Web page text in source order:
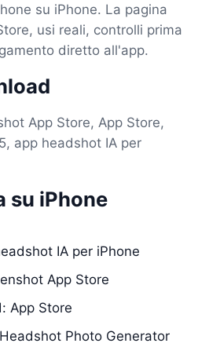
su iPhone. La pagina
usi reali, controlli prima
diretto all'app.
App Store, App Store,
app headshot IA per
su iPhone
IA per iPhone
App Store
App Store
Photo Generator